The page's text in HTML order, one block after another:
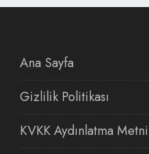
Ana Sayfa
Gizlilik Politikası
KVKK Aydınlatma Metni